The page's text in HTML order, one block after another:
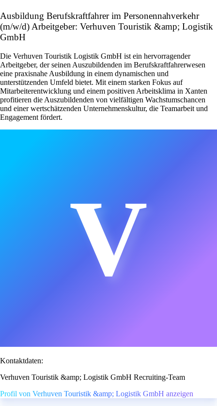
Ausbildung Berufskraftfahrer im Personennahverkehr
(m/w/d) Arbeitgeber: Verhuven Touristik &amp; Logistik
GmbH
Die Verhuven Touristik Logistik GmbH ist ein hervorragender
Arbeitgeber, der seinen Auszubildenden im Berufskraftfahrerwesen
eine praxisnahe Ausbildung in einem dynamischen und
unterstützenden Umfeld bietet. Mit einem starken Fokus auf
Mitarbeiterentwicklung und einem positiven Arbeitsklima in Xanten
profitieren die Auszubildenden von vielfältigen Wachstumschancen
und einer wertschätzenden Unternehmenskultur, die Teamarbeit und
Engagement fördert.
V
Kontaktdaten:
Verhuven Touristik &amp; Logistik GmbH Recruiting-Team
Profil von Verhuven Touristik &amp; Logistik GmbH anzeigen